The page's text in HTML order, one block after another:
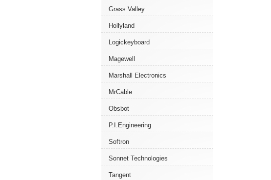
Grass Valley
Hollyland
Logickeyboard
Magewell
Marshall Electronics
MrCable
Obsbot
P.I.Engineering
Softron
Sonnet Technologies
Tangent